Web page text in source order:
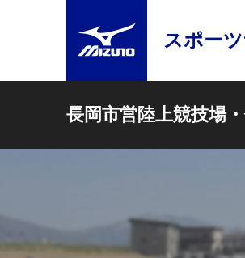
スポー
長岡市営陸上競技場